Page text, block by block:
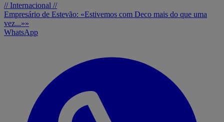
// Internacional //
Empresário de Estevão: «Estivemos com Deco mais do que uma
vez...»»
WhatsApp